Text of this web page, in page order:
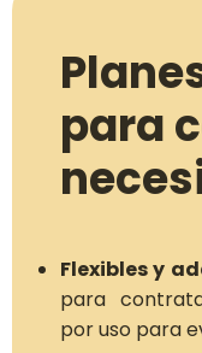
para
Flexibles y
para
por uso para